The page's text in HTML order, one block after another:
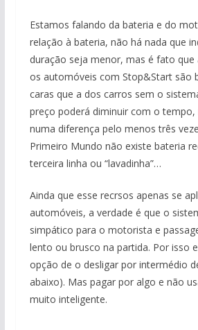
Estamos falando da bateria e do
relação à bateria, não há nada que
duração seja menor, mas é fato que
os automóveis com Stop&Start são
caras que a dos carros sem o
preço poderá diminuir com o
numa diferença pelo menos três
Primeiro Mundo não existe bateria
terceira linha ou “lavadinha”…
Ainda que esse recrsos apenas se
automóveis, a verdade é que o
simpático para o motorista e
lento ou brusco na partida. Por isso
opção de o desligar por intermédio
abaixo). Mas pagar por algo e não
muito inteligente.